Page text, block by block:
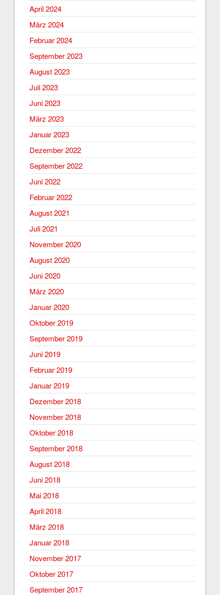
April 2024
März 2024
Februar 2024
September 2023
August 2023
Juli 2023
Juni 2023
März 2023
Januar 2023
Dezember 2022
September 2022
Juni 2022
Februar 2022
August 2021
Juli 2021
November 2020
August 2020
Juni 2020
März 2020
Januar 2020
Oktober 2019
September 2019
Juni 2019
Februar 2019
Januar 2019
Dezember 2018
November 2018
Oktober 2018
September 2018
August 2018
Juni 2018
Mai 2018
April 2018
März 2018
Januar 2018
November 2017
Oktober 2017
September 2017